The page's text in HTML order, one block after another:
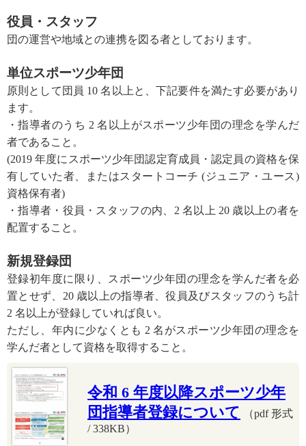
役員・スタッフ
団の運営や地域との連携を図る者としております。
単位スポーツ少年団
原則として団員 10 名以上と、下記要件を満たす必要があり
ます。
・指導者のうち 2 名以上がスポーツ少年団の理念を学んだ
者であること。
(2019 年度にスポーツ少年団認定育成員・認定員の資格を保
有していた者、またはスタートコーチ (ジュニア・ユース)
資格保有者)
・指導者・役員・スタッフの内、2 名以上 20 歳以上の者を
配置すること。
新規登録団
登録初年度に限り、スポーツ少年団の理念を学んだ者を必
置とせず、20 歳以上の指導者、役員及びスタッフのうち計
2 名以上が登録していれば良い。
ただし、年内に少なくとも 2 名がスポーツ少年団の理念を
学んだ者として資格を取得すること。
令和 6 年度以降スポーツ少年
団指導者登録について
（pdf 形式
/ 338KB）